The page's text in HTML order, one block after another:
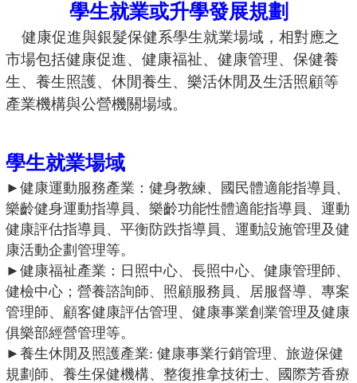
學生就業或升學發展規劃
健康促進與銀髮保健系學生就業場域，相對應之
市場包括健康促進、健康福祉、健康管理、保健養
生、養生照護、休閒養生、樂活休閒及生活照顧等
產業機構與公營機關場域。
學生就業場域
► 健康運動服務產業：健身教練、國民體適能指導員、
樂齡健身運動指導員、樂齡功能性體適能指導員、運動
健康評估指導員、平衡防跌指導員、運動設施管理及健
康活動企劃管理等。
► 健康福祉產業：日照中心、長照中心、健康管理師、
健檢中心；營養諮詢師、照顧服務員、居服督導、專案
管理師、顧客健康評估管理、健康事業創業管理及健康
俱樂部經營管理等。
► 養生休閒及照護產業: 健康事業行銷管理、旅遊保健
規劃師、養生保健機構、整復推拿技術士、國際芳香療